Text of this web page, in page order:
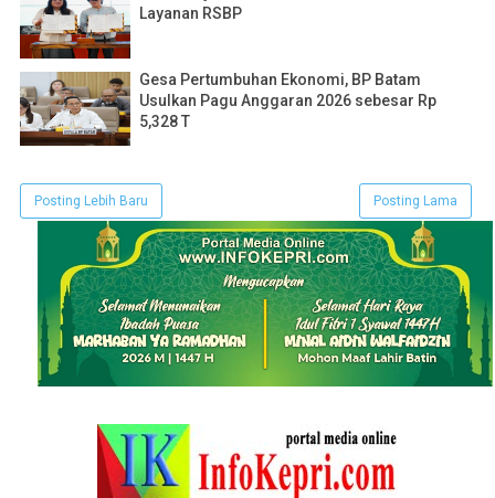
Layanan RSBP
Gesa Pertumbuhan Ekonomi, BP Batam
Usulkan Pagu Anggaran 2026 sebesar Rp
5,328 T
Posting Lebih Baru Posting Lama